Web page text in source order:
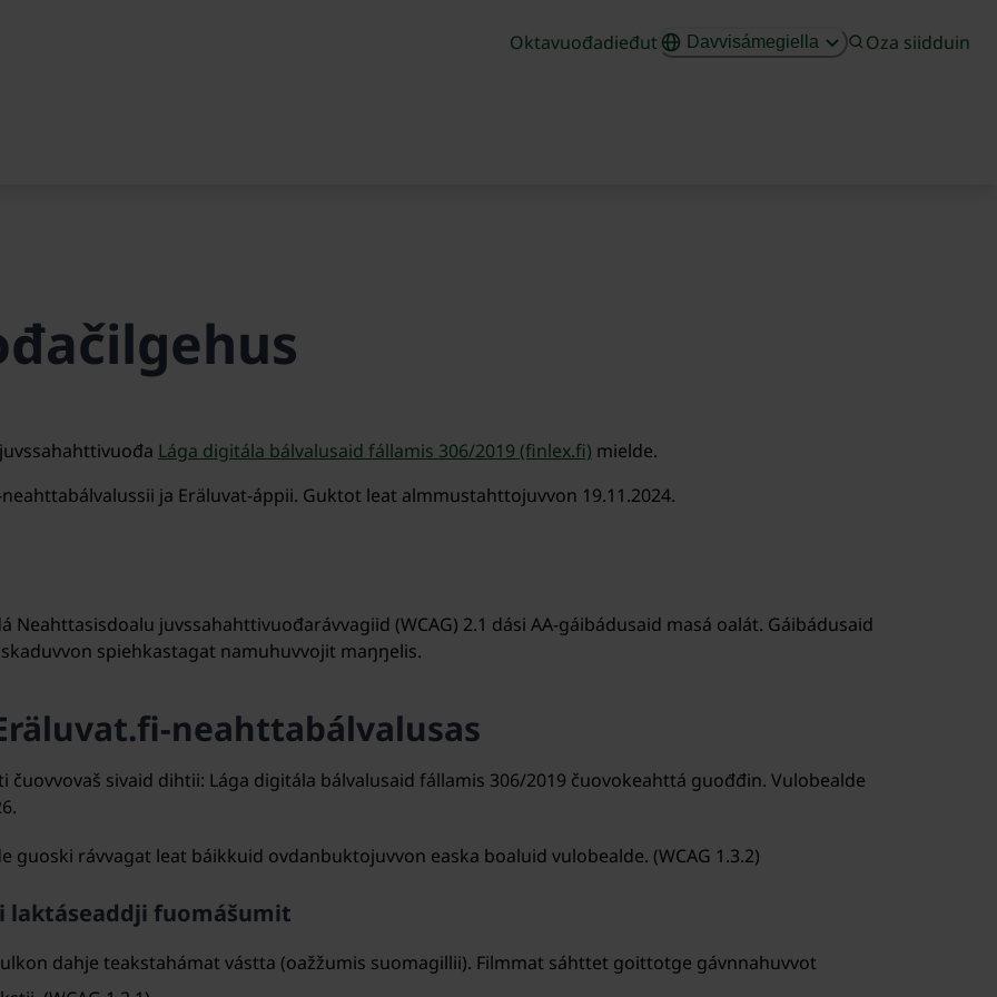
Oktavuođadieđut Davvisámegiella Oza siidduin
Lága digitála bálvalusaid fállamis 306/2019 (finlex.fi) mielde.
ja Eräluvat-áppii. Guktot leat almmustahttojuvvon 19.11.2024.
Neahttasisdoalu juvssahahttivuođarávvagiid (WCAG) 2.1 dási AA-gáibádusaid masá oalát. Gáibádusaid
spiehkastagat namuhuvvojit maŋŋelis.
neahttabálvalusas
sivaid dihtii: Lága digitála bálvalusaid fállamis 306/2019 čuovokeahttá guođđin. Vulobealde
guoski rávvagat leat báikkuid ovdanbuktojuvvon easka boaluid vulobealde. (WCAG 1.3.2)
laktáseaddji fuomášumit
dahje teakstahámat vástta (oažžumis suomagillii). Filmmat sáhttet goittotge gávnnahuvvot